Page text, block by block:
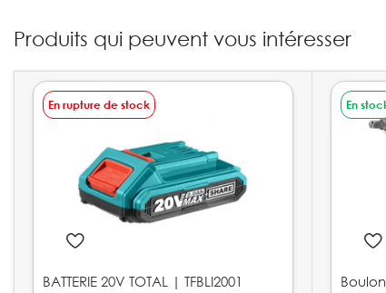
Produits qui peuvent vous intéresser
En rupture de stock
BATTERIE 20V TOTAL | TFBLI2001
En